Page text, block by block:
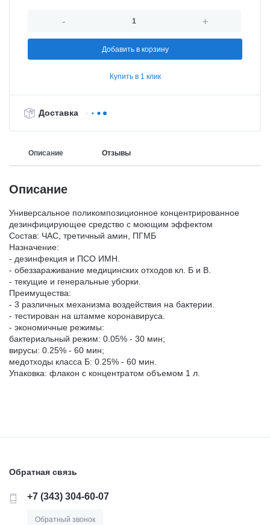
- +
Добавить в корзину
Купить в 1 клик
Доставка
Описание Отзывы
Описание
Универсальное поликомпозиционное концентрированное
дезинфицирующее средство с моющим эффектом
Состав: ЧАС, третичный амин, ПГМБ
Назначение:
- дезинфекция и ПСО ИМН.
- обеззараживание медицинских отходов кл. Б и В.
- текущие и генеральные уборки.
Преимущества:
- 3 различных механизма воздействия на бактерии.
- тестирован на штамме коронавируса.
- экономичные режимы:
бактериальный режим: 0.05% - 30 мин;
вирусы: 0.25% - 60 мин;
медотходы класса Б: 0.25% - 60 мин.
Упаковка: флакон с концентратом объемом 1 л.
Обратная связь
+7 (343) 304-60-07
Обратный звонок